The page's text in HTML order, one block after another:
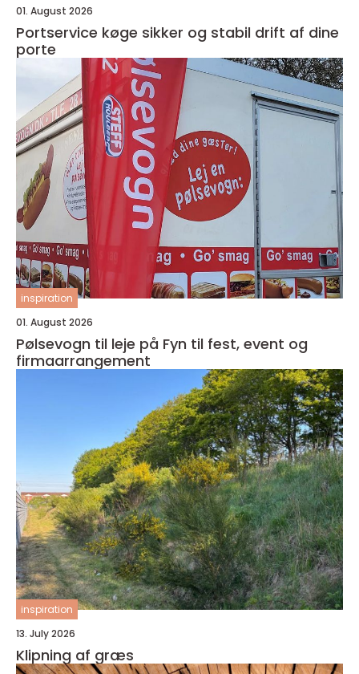
01. August 2026
Portservice køge sikker og stabil drift af dine
porte
inspiration
01. August 2026
Pølsevogn til leje på Fyn til fest, event og
firmaarrangement
inspiration
13. July 2026
Klipning af græs